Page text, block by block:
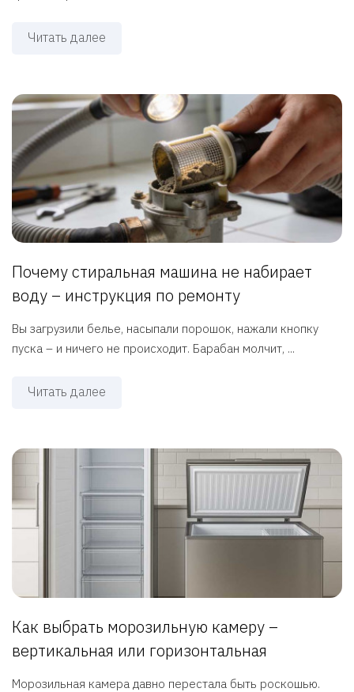
Читать далее
Почему стиральная машина не набирает
воду – инструкция по ремонту
Вы загрузили белье, насыпали порошок, нажали кнопку
пуска – и ничего не происходит. Барабан молчит, ...
Читать далее
Как выбрать морозильную камеру –
вертикальная или горизонтальная
Морозильная камера давно перестала быть роскошью.